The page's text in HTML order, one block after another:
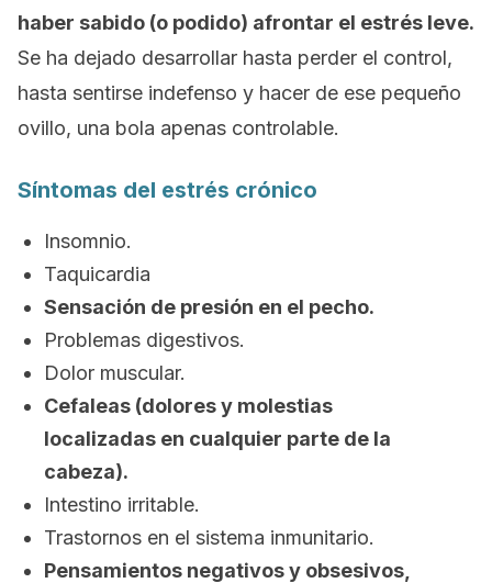
haber sabido (o podido) afrontar el estrés leve.
Se ha dejado desarrollar hasta perder el control,
hasta sentirse indefenso y hacer de ese pequeño
ovillo, una bola apenas controlable.
Síntomas del estrés crónico
Insomnio.
Taquicardia
Sensación de presión en el pecho.
Problemas digestivos.
Dolor muscular.
Cefaleas (dolores y molestias
localizadas en cualquier parte de la
cabeza).
Intestino irritable.
Trastornos en el sistema inmunitario.
Pensamientos negativos y obsesivos,